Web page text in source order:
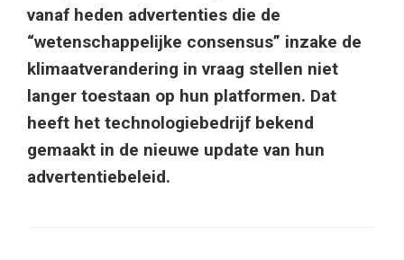
vanaf heden advertenties die de
“wetenschappelijke consensus” inzake de
klimaatverandering in vraag stellen niet
langer toestaan op hun platformen. Dat
heeft het technologiebedrijf bekend
gemaakt in de nieuwe update van hun
advertentiebeleid.